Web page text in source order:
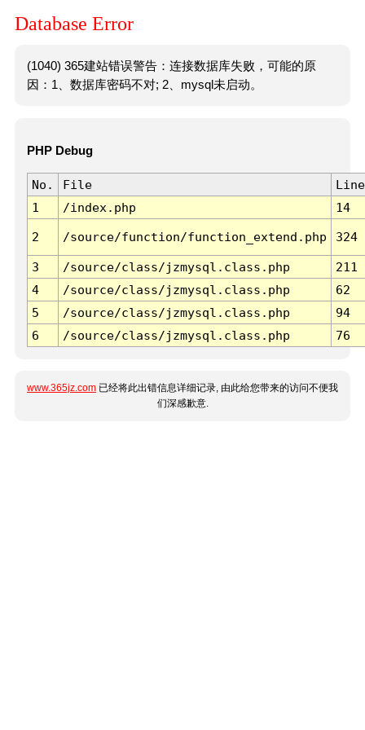
Database Error
(1040) 365建站错误警告：连接数据库失败，可能的原
因：1、数据库密码不对; 2、mysql未启动。
PHP Debug
No. File
Line
1
/index.php 14
2 /source/function/function_extend.php 324
3 /source/class/jzmysql.class.php
211
4
/source/class/jzmysql.class.php
62
5
/source/class/jzmysql.class.php
94
6
/source/class/jzmysql.class.php 76
www.365jz.com 已经将此出错信息详细记录, 由此给您带来的访问不便我
们深感歉意.